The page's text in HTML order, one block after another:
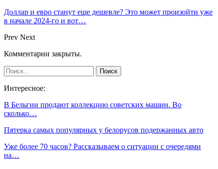
Доллар и евро станут еще дешевле? Это может произойти уже
в начале 2024-го и вот…
Prev Next
Комментарии закрыты.
Интересное:
В Бельгии продают коллекцию советских машин. Во
сколько…
Пятерка самых популярных у белорусов подержанных авто
Уже более 70 часов? Рассказываем о ситуации с очередями
на…